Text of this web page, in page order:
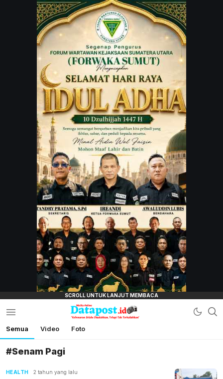
JARINGAN
lensamata.id
Datapost.id
Kebenaran Selalu Disalahkan, Tetapi Tak
Semua Video Foto
#Senam Pagi
HEALTH 2 tahun yang lalu